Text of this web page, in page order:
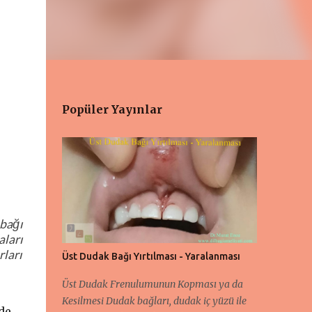
Popüler Yayınlar
Üst Dudak Bağı Yırtılması - Yaralanması
Üst Dudak Frenulumunun Kopması ya da
Kesilmesi Dudak bağları, dudak iç yüzü ile